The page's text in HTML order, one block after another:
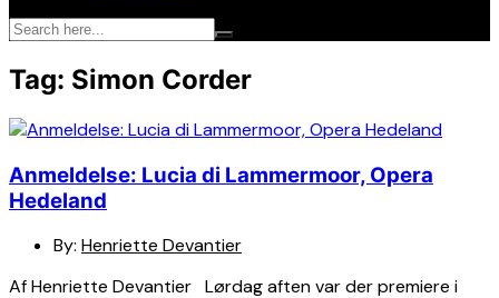
Tag: Simon Corder
Anmeldelse: Lucia di Lammermoor, Opera
Hedeland
By: Henriette Devantier
Af Henriette Devantier Lørdag aften var der premiere i